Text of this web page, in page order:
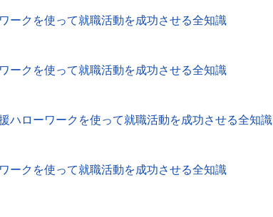
ークを使って就職活動を成功させる全知識
ークを使って就職活動を成功させる全知識
ハローワークを使って就職活動を成功させる全知識
ークを使って就職活動を成功させる全知識